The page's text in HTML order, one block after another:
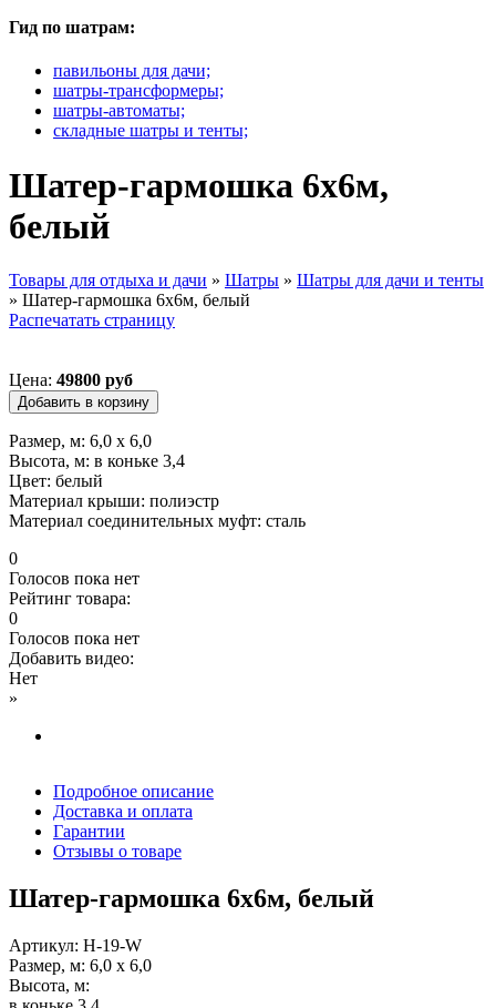
Гид по шатрам:
павильоны для дачи;
шатры-трансформеры;
шатры-автоматы;
складные шатры и тенты;
Шатер-гармошка 6х6м,
белый
Вы здесь
Товары для отдыха и дачи » Шатры » Шатры для дачи и тенты
» Шатер-гармошка 6х6м, белый
Распечатать страницу
Цена: 49800 руб
Размер, м: 6,0 х 6,0
Высота, м: в коньке 3,4
Цвет: белый
Материал крыши: полиэстр
Материал соединительных муфт: сталь
0
Голосов пока нет
Рейтинг товара:
0
Голосов пока нет
Добавить видео:
Нет
»
Подробное описание
Доставка и оплата
Гарантии
Отзывы о товаре
Шатер-гармошка 6х6м, белый
Артикул: H-19-W
Размер, м: 6,0 х 6,0
Высота, м: